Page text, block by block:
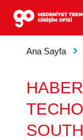
MEDENIYET
Ana Sayfa